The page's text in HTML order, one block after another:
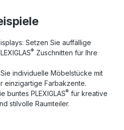
Setzen Sie auffällige
® Zuschnitten für Ihre
individuelle Möbelstücke mit
einzigartige Farbakzente.
buntes PLEXIGLAS® für kreative
stilvolle Raumteiler.